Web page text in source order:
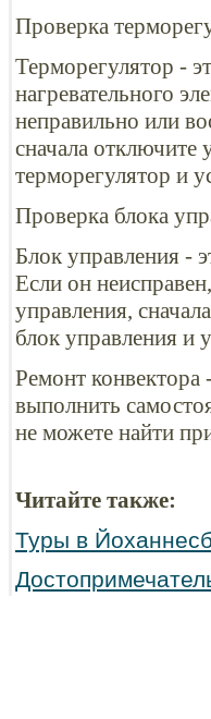
Проверка
Терморегулятор -
нагревательного
неправильно или
сначала отключите
терморегулятор и
Проверка блока
Блок управления -
Если он
управления,
блок управления и
Ремонт
выполнить
не можете найти
Читайте также:
Туры в